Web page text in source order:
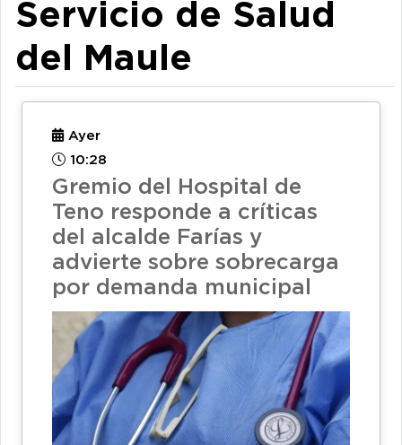
Servicio de Salud
del Maule
Ayer
10:28
Gremio del Hospital de
Teno responde a críticas
del alcalde Farías y
advierte sobre sobrecarga
por demanda municipal